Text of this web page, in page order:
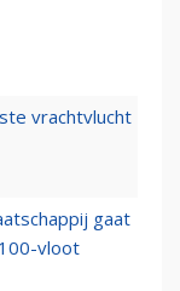
vrachtvlucht
gaat
vloot